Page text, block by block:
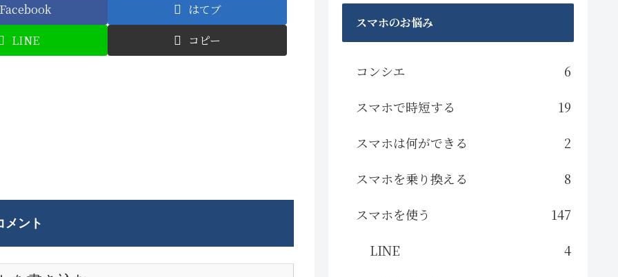
Facebook
はてブ
LINE
コピー
メント
スマホのお悩み
コンシエ
6
スマホで時短する
19
スマホは何ができる
2
スマホを乗り換える
8
スマホを使う
147
LINE
4